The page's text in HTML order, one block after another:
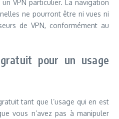
VPN particulier. La navigation
ne pourront être ni vues ni
de VPN, conformément au
pour un usage
tant que l’usage qui en est
vous n’avez pas à manipuler